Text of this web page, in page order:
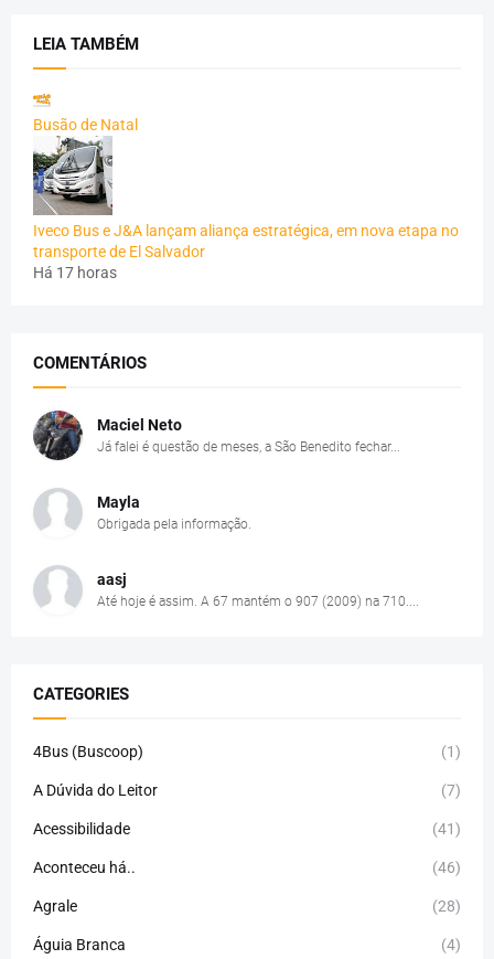
LEIA TAMBÉM
Busão de Natal
Iveco Bus e J&A lançam aliança estratégica, em nova etapa no
transporte de El Salvador
Há 17 horas
COMENTÁRIOS
Maciel Neto
Já falei é questão de meses, a São Benedito fechar...
Mayla
Obrigada pela informação.
aasj
Até hoje é assim. A 67 mantém o 907 (2009) na 710....
CATEGORIES
4Bus (Buscoop) (1)
A Dúvida do Leitor (7)
Acessibilidade (41)
Aconteceu há.. (46)
Agrale (28)
Águia Branca (4)